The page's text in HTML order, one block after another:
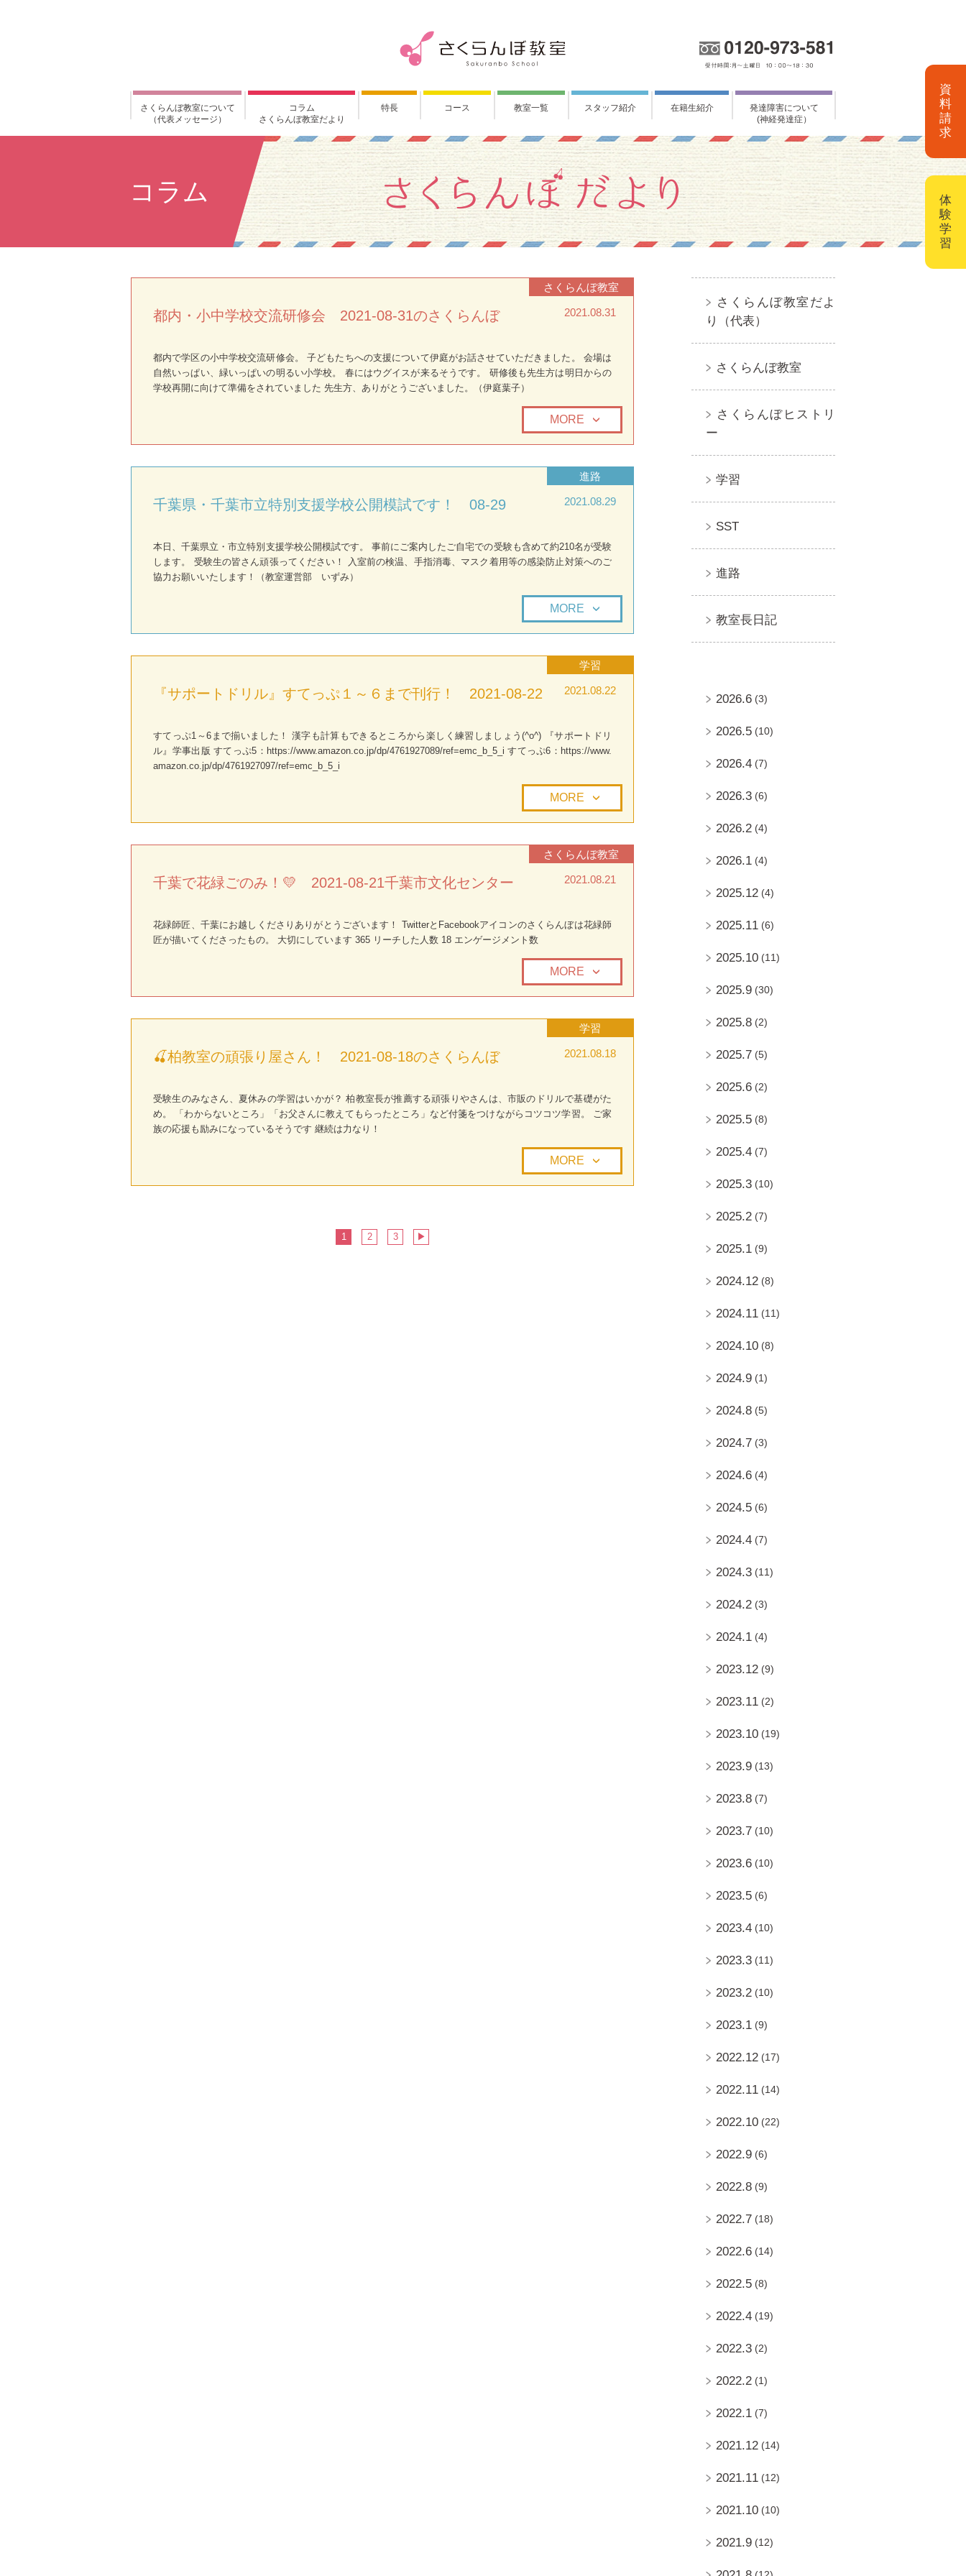
さくらんぼ教室について
（代表メッセージ）
コラム
さくらんぼ教室だより
特長 コース 教室一覧 スタッフ紹介 在籍生紹介
発達障害について
(神経発達症）
コラム
さくらんぼ教室
2021.08.31
都内・小中学校交流研修会 2021-08-31のさくらんぼ
都内で学区の小中学校交流研修会。 子どもたちへの支援について伊庭がお話させていただきました。 会場は
自然いっぱい、緑いっぱいの明るい小学校。 春にはウグイスが来るそうです。 研修後も先生方は明日からの
学校再開に向けて準備をされていました 先生方、ありがとうございました。（伊庭葉子）
MORE
進路
2021.08.29
千葉県・千葉市立特別支援学校公開模試です！ 08-29
本日、千葉県立・市立特別支援学校公開模試です。 事前にご案内したご自宅での受験も含めて約210名が受験
します。 受験生の皆さん頑張ってください！ 入室前の検温、手指消毒、マスク着用等の感染防止対策へのご
協力お願いいたします！（教室運営部 いずみ）
MORE
学習
2021.08.22
『サポートドリル』すてっぷ１～６まで刊行！ 2021-08-22
すてっぷ1～6まで揃いました！ 漢字も計算もできるところから楽しく練習しましょう(^o^) 『サポートドリ
ル』学事出版 すてっぷ5：https://www.amazon.co.jp/dp/4761927089/ref=emc_b_5_i すてっぷ6：https://www.
amazon.co.jp/dp/4761927097/ref=emc_b_5_i
MORE
さくらんぼ教室
2021.08.21
千葉で花緑ごのみ！💛 2021-08-21千葉市文化センター
花緑師匠、千葉にお越しくださりありがとうございます！ TwitterとFacebookアイコンのさくらんぼは花緑師
匠が描いてくださったもの。 大切にしています 365 リーチした人数 18 エンゲージメント数
MORE
学習
2021.08.18
🍒柏教室の頑張り屋さん！ 2021-08-18のさくらんぼ
受験生のみなさん、夏休みの学習はいかが？ 柏教室長が推薦する頑張りやさんは、市販のドリルで基礎がた
め。 「わからないところ」「お父さんに教えてもらったところ」など付箋をつけながらコツコツ学習。 ご家
族の応援も励みになっているそうです 継続は力なり！
MORE
1 2 3 ▶
さくらんぼ教室だよ
り（代表）
さくらんぼ教室
さくらんぼヒストリ
ー
学習
SST
進路
教室長日記
2026.6 (3)
2026.5 (10)
2026.4 (7)
2026.3 (6)
2026.2 (4)
2026.1 (4)
2025.12 (4)
2025.11 (6)
2025.10 (11)
2025.9 (30)
2025.8 (2)
2025.7 (5)
2025.6 (2)
2025.5 (8)
2025.4 (7)
2025.3 (10)
2025.2 (7)
2025.1 (9)
2024.12 (8)
2024.11 (11)
2024.10 (8)
2024.9 (1)
2024.8 (5)
2024.7 (3)
2024.6 (4)
2024.5 (6)
2024.4 (7)
2024.3 (11)
2024.2 (3)
2024.1 (4)
2023.12 (9)
2023.11 (2)
2023.10 (19)
2023.9 (13)
2023.8 (7)
2023.7 (10)
2023.6 (10)
2023.5 (6)
2023.4 (10)
2023.3 (11)
2023.2 (10)
2023.1 (9)
2022.12 (17)
2022.11 (14)
2022.10 (22)
2022.9 (6)
2022.8 (9)
2022.7 (18)
2022.6 (14)
2022.5 (8)
2022.4 (19)
2022.3 (2)
2022.2 (1)
2022.1 (7)
2021.12 (14)
2021.11 (12)
2021.10 (10)
2021.9 (12)
資
料
請
求
体
験
学
習